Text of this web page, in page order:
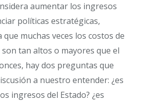
aumentar los ingresos
políticas estratégicas,
muchas veces los costos de
tan altos o mayores que el
hay dos preguntas que
a nuestro entender: ¿es
ingresos del Estado? ¿es